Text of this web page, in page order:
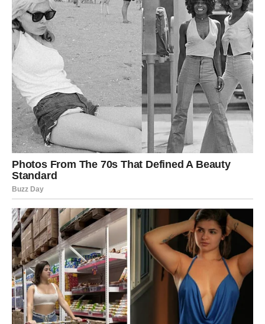
Brzi doručak koji će obradovati svaku domaćicu, a vz to
veoma je ukusan, ostanite u nastavku sa nama i vidite o čemu
se radi.
Tražeći brzo, jednostavno i nekomplicirano rješenje za
doručak, otkrila sam recept sačuvan u staroj bilježnici,
popraćen uputama na brzinu ispisanim na zapuštenom listu
papira.
Iščekivanje se pojačavalo dok sam s velikim nestrpljenjem
Ovdje je revidirana verzija izvornog teksta:
Potrebni su sljedeći sastojci: – 1 jaje – 200 ml jogurta – 400
grama brašna – 1 pakovanje tijesta – 1 kašičica soli – 130
grama bijelog sira – 130 grama svježeg sira – 130 grama
šunke – 1 kašika origana. Osim toga, boca kečapa košta 3
zlota.